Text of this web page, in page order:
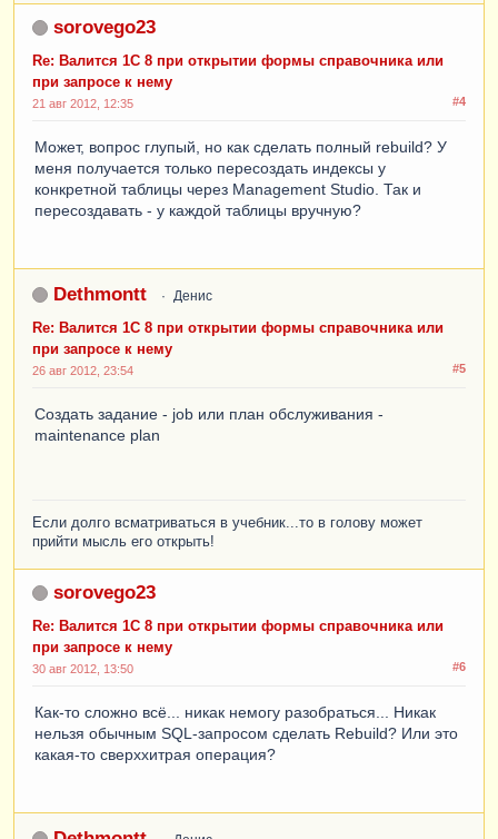
sorovego23
Re: Валится 1С 8 при открытии формы справочника или
при запросе к нему
#4
21 авг 2012, 12:35
Может, вопрос глупый, но как сделать полный rebuild? У
меня получается только пересоздать индексы у
конкретной таблицы через Management Studio. Так и
пересоздавать - у каждой таблицы вручную?
Dethmontt Денис
Re: Валится 1С 8 при открытии формы справочника или
при запросе к нему
#5
26 авг 2012, 23:54
Создать задание - job или план обслуживания -
maintenance plan
Если долго всматриваться в учебник...то в голову может
прийти мысль его открыть!
sorovego23
Re: Валится 1С 8 при открытии формы справочника или
при запросе к нему
#6
30 авг 2012, 13:50
Как-то сложно всё... никак немогу разобраться... Никак
нельзя обычным SQL-запросом сделать Rebuild? Или это
какая-то сверххитрая операция?